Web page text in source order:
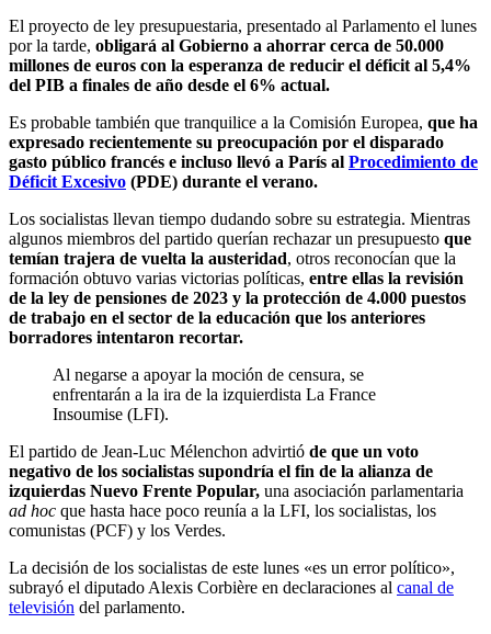
El proyecto de ley presupuestaria, presentado al Parlamento el lunes
por la tarde, obligará al Gobierno a ahorrar cerca de 50.000
millones de euros con la esperanza de reducir el déficit al 5,4%
del PIB a finales de año desde el 6% actual.
Es probable también que tranquilice a la Comisión Europea, que ha
expresado recientemente su preocupación por el disparado
gasto público francés e incluso llevó a París al Procedimiento de
Déficit Excesivo (PDE) durante el verano.
Los socialistas llevan tiempo dudando sobre su estrategia. Mientras
algunos miembros del partido querían rechazar un presupuesto que
temían trajera de vuelta la austeridad, otros reconocían que la
formación obtuvo varias victorias políticas, entre ellas la revisión
de la ley de pensiones de 2023 y la protección de 4.000 puestos
de trabajo en el sector de la educación que los anteriores
borradores intentaron recortar.
Al negarse a apoyar la moción de censura, se
enfrentarán a la ira de la izquierdista La France
Insoumise (LFI).
El partido de Jean-Luc Mélenchon advirtió de que un voto
negativo de los socialistas supondría el fin de la alianza de
izquierdas Nuevo Frente Popular, una asociación parlamentaria
ad hoc que hasta hace poco reunía a la LFI, los socialistas, los
comunistas (PCF) y los Verdes.
La decisión de los socialistas de este lunes «es un error político»,
subrayó el diputado Alexis Corbière en declaraciones al canal de
televisión del parlamento.